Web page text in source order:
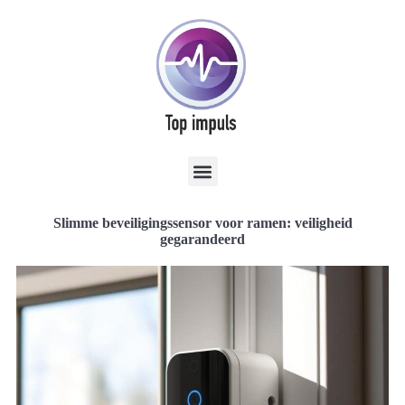
Slimme beveiligingssensor voor ramen: veiligheid
gegarandeerd